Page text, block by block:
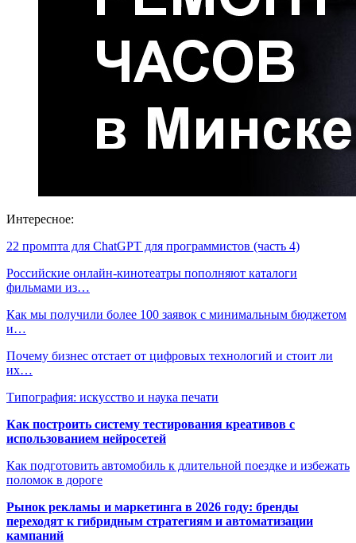
Интересное:
22 промпта для ChatGPT для программистов (часть 4)
Российские онлайн-кинотеатры пополняют каталоги
фильмами из…
Как мы получили более 100 заявок с минимальным бюджетом
и…
Почему бизнес отстает от цифровых технологий и стоит ли
их…
Типография: искусство и наука печати
Как построить систему тестирования креативов с
использованием нейросетей
Как подготовить автомобиль к длительной поездке и избежать
поломок в дороге
Рынок рекламы и маркетинга в 2026 году: бренды
переходят к гибридным стратегиям и автоматизации
кампаний